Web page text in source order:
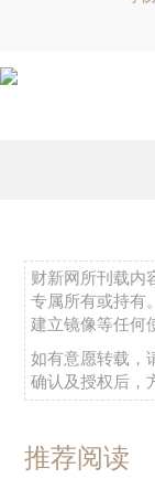
财新网所刊载内
专属所有或持有
建立镜像等任何
如有意愿转载，
确认及授权后，
推荐阅读